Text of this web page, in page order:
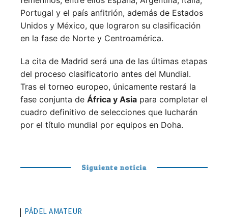
Portugal y el país anfitrión, además de Estados
Unidos y México, que lograron su clasificación
en la fase de Norte y Centroamérica.
La cita de Madrid será una de las últimas etapas
del proceso clasificatorio antes del Mundial.
Tras el torneo europeo, únicamente restará la
fase conjunta de África y Asia para completar el
cuadro definitivo de selecciones que lucharán
por el título mundial por equipos en Doha.
Siguiente noticia
PÁDEL AMATEUR